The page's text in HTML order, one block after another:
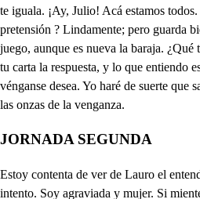
JORNADA SEGUNDA
Estoy contenta de ver de Lauro el entendimiento. Mucho me espanta tu intento. Soy agraviada y mujer. Si miente en llamarte fea, ¿qué venganza de su error es para mostrarle amor solicitar que te vea? Porque tengo confianza que le puedo enamorar, en que pretendo fundar la más discreta venganza. Enamorado de un', yo te le pondré de modo que se desdiga de todo cuanto Julio dijo aquí. Sin esto, cuando más cierto de mi amor Ricardo esté, con mil desdenes le haré vivir abrasado y muerto. Hasta llegar a querer un hombre es hombre Es verdad, que pierde la libertad, que es como dejar d« ser. Luego si ha de ser Ricardo sólo lo que yo quisiere, de estar sujeto se infiere que mayor venganza aguardo. Guárdese un hombre de dar su libertad por querer, porque entonces no hay mujer que no se sepa vengar. Yo voy con Lauro tratando que el Príncipe venga a verme, si él viene, y viene a quererme, tú le verás suspirando, tú le verás padeciendo, porque en viéndole querer tengo de darle a entender que estoy por Lauro muriendo. Lauro tiene gentileza. ¡De celos se ha de abrasar! No se puede dar pesar a costa de la grandeza; que donde hay tanto valor no sé, Estela, cómo quieres imitar a las mujeres viles en tretas de amor. Y aun por andar tan iguales, Celia, a su grandeza asidas suelen ser menos queridas las mujeres principales. Déjame seguir mi intento. ¿y Lauro, te ha declarado quién es la dama que ha dado principio a su pensamiento? No lo ha querido decir, ni era justo porfiar; secreto la quiere amar si no la quiere decir; que este amor debe de ser al tiempo antiguo. Aquí viene Julio. Grande amor le tiene. Él lo debe de saber. *** ¿Qué hay, Julio? Venir, señora, a ver si te sirvo en algo, que con lo poco que valgo mi desconfianza ignora servicio que pueda hacerte de más consideración, que para toda ocasión ser tu esclavo hasta la muerte. Hoy se ofrece en qué podrás mostrarme ese buen deseo. Y hoy la dicha en que me veo si tanto favor me das. ¿Quién es la dama a quien ama Lauro? Pésame, por Dios, porque, aunque amigos los dos, nunca me ha dicho su dama; que bien sabe vuestra Alteza que no guardara secreto siendo su gusto, en efeto, aun a su misma grandeza; lo que más puedo decir es que parece dentro de palacio, así por centro de hermosura a quien servir; como porque no le veo fuera del mirar ni hablar, de donde pueda sacar la causa de mi deseo. Duermo en su mismo aposento, y de noche el pobre amante es reloj cuyo volante el alma del movimiento. Así parece en la cama, y las horas, los suspiros, que dan amorosos tiros al índice de su dama; todo con tal desconcierto que nunca supe la hora desta encubierta señora. Pues yo tengo por muy cierto, Celia, que eres tú. ;Yo? Sí. No lo crea vuestra Alteza, fíe más de su belleza. ¿Qué dices? ¿Quererme a mí? ¿No se ve claro en tener Lauro secreto su amor? ¡Qué desatinado error! No puede un hombre querer, sin ofensa del sujeto, con secreto y discreción? No es amor, Celia, pasión que sabe guardar secreto. Y ahora bien, quien fuere sea, ya es mucha curiosidad, por lo menos es verdad que no le parece fea. ¿Vamos de aquí? Siempre asiste ese pensamiento en ti. Necia en ofenderme fui de agravio que no consiste en la razón, siendo el gusto un albedrío sin ley, que, de los sentidos rey, puede ser justo o injusto. Mas ya que mi confianza dice que es ofensa mía, no dejaré la porfía hasta tener la venganza. *** Valiente resolución. Esto se encamina bien, porque el favor o el desdén de una misma suerte son príncipes de amor que ya asisten en la memoria, de donde la pena o gloria pendiente del alma está. Porque como del favor puede nacer la mudanza, tiene el desdén esperanza de que se mude en amor. *** Pues ya caminan tan bien, por la privanza de Estela, tus cosas, que a tu cautela no hay crédito que no den, advierte, Ricardo amigo, no Lauro, pues para mí no eres Lauro, si yo fui parte entonces y hoy testigo de tu secreta invención que es Celia la misma vida que tengo en el alma asida y que ha llegado ocasión en que me puedes pagar lo que te he servido en esto. En obligación me has puesto que es imposible pensar humana satisfacción, mira en qué puedo servirte. Basta, Ricardo, decirte que tengo a Celia afición mal declarada en los ojos, que ellos solos han hablado, lenguas mudas que le han dado, por temor de sus enojos, información de mi amor; yo creo que le ha entendido, si bien nunca merecido, aquel primero favor; que corresponde al mirar cuando los ojos se encuentran, porque es, si dichosos entran, alta manera de hablar. Tú, pues, si llega ocasión, infórmala bien de mí, que mejor se escucha ansí una amorosa afición. Esto has de hacer, en efeto, porque en los tratos de amor es el concierto mejor por un tercero discreto. Fía de mí, que tendré más cuidado que del mío. De ti mi remedio fío. Amigo Julio. Aguardé que con Otavio acabases el comenzado discurso para no romperte el curso de lo que con él tratases. ¿Hablaste al Gobernador? Dile tu carta fingida, de su gusto recibida con muchas muestras de amor. Díjele que había venido de donde el Príncipe estaba, que si responder gustaba, el que la había traído mañana se partiría. ¿Carta le escribes? Después sabrás, Otavio, lo que es. Cuando de darla venía doy con Celia y con Estela, de quien, señor, entendí que se han de lucir en ti la afición y la cautela. Notable examen, por Dios, sobre saber quién ha sido la dama que te ha traído hicieron en mí las dos. Porque debe de pensar cada una que es por ella. ¿Y qué dijiste? Que de ella solamente imaginar, que era en palacio sabía, pues fuera a